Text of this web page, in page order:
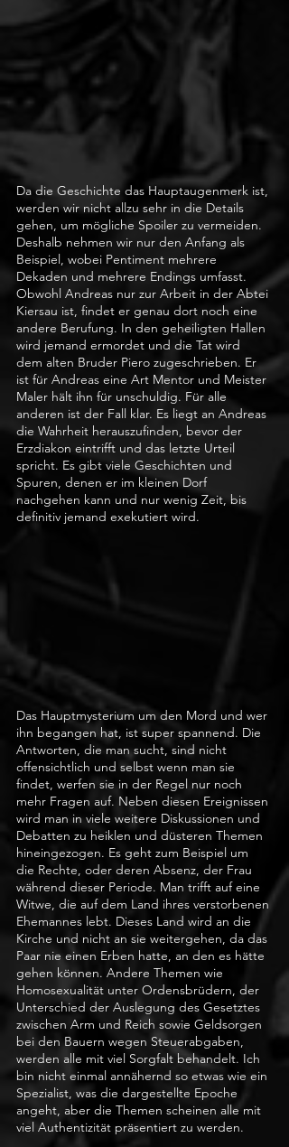
Da die Geschichte das Hauptaugenmerk ist,
werden wir nicht allzu sehr in die Details
gehen, um mögliche Spoiler zu vermeiden.
Deshalb nehmen wir nur den Anfang als
Beispiel, wobei Pentiment mehrere
Dekaden und mehrere Endings umfasst.
Obwohl Andreas nur zur Arbeit in der Abtei
Kiersau ist, findet er genau dort noch eine
andere Berufung. In den geheiligten Hallen
wird jemand ermordet und die Tat wird
dem alten Bruder Piero zugeschrieben. Er
ist für Andreas eine Art Mentor und Meister
Maler hält ihn für unschuldig. Für alle
anderen ist der Fall klar. Es liegt an Andreas
die Wahrheit herauszufinden, bevor der
Erzdiakon eintrifft und das letzte Urteil
spricht. Es gibt viele Geschichten und
Spuren, denen er im kleinen Dorf
nachgehen kann und nur wenig Zeit, bis
definitiv jemand exekutiert wird.
Das Hauptmysterium um den Mord und wer
ihn begangen hat, ist super spannend. Die
Antworten, die man sucht, sind nicht
offensichtlich und selbst wenn man sie
findet, werfen sie in der Regel nur noch
mehr Fragen auf. Neben diesen Ereignissen
wird man in viele weitere Diskussionen und
Debatten zu heiklen und düsteren Themen
hineingezogen. Es geht zum Beispiel um
die Rechte, oder deren Absenz, der Frau
während dieser Periode. Man trifft auf eine
Witwe, die auf dem Land ihres verstorbenen
Ehemannes lebt. Dieses Land wird an die
Kirche und nicht an sie weitergehen, da das
Paar nie einen Erben hatte, an den es hätte
gehen können. Andere Themen wie
Homosexualität unter Ordensbrüdern, der
Unterschied der Auslegung des Gesetztes
zwischen Arm und Reich sowie Geldsorgen
bei den Bauern wegen Steuerabgaben,
werden alle mit viel Sorgfalt behandelt. Ich
bin nicht einmal annähernd so etwas wie ein
Spezialist, was die dargestellte Epoche
angeht, aber die Themen scheinen alle mit
viel Authentizität präsentiert zu werden.